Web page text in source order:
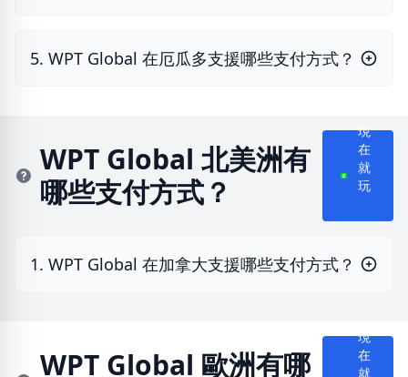
5. WPT Global 在厄瓜多支援哪些支付方式？
WPT Global 北美洲有
哪些支付方式？
現
在
就
1. WPT Global 在加拿大支援哪些支付方式？
WPT Global 歐洲有哪
現
在